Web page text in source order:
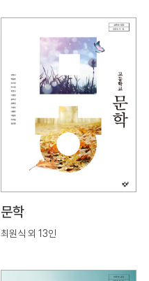
문학
최원식 외 13인